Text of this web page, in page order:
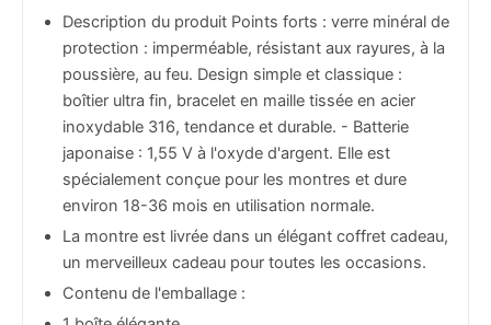
Description du produit Points forts : verre minéral de
protection : imperméable, résistant aux rayures, à la
poussière, au feu. Design simple et classique :
boîtier ultra fin, bracelet en maille tissée en acier
inoxydable 316, tendance et durable. - Batterie
japonaise : 1,55 V à l'oxyde d'argent. Elle est
spécialement conçue pour les montres et dure
environ 18-36 mois en utilisation normale.
La montre est livrée dans un élégant coffret cadeau,
un merveilleux cadeau pour toutes les occasions.
Contenu de l'emballage :